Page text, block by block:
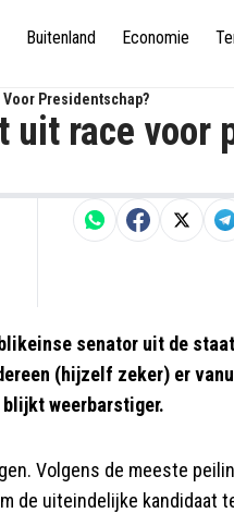
Buitenland Economie
Voor Presidentschap?
race voor
senator uit de
(hijzelf zeker) er
weerbarstiger.
Volgens de meeste
uiteindelijke kandidaat